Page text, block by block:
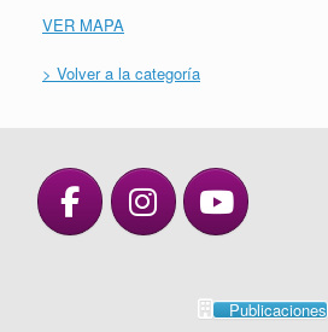
VER MAPA
> Volver a la categoría
Publicaciones